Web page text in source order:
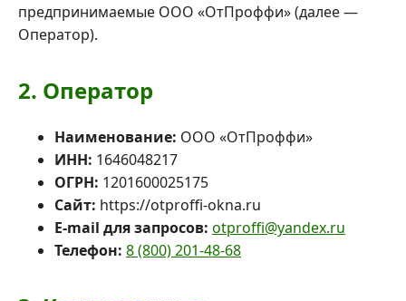
предпринимаемые ООО «ОтПроффи» (далее —
Оператор).
2. Оператор
Наименование: ООО «ОтПроффи»
ИНН: 1646048217
ОГРН: 1201600025175
Сайт: https://otproffi-okna.ru
E-mail для запросов: otproffi@yandex.ru
Телефон: 8 (800) 201-48-68